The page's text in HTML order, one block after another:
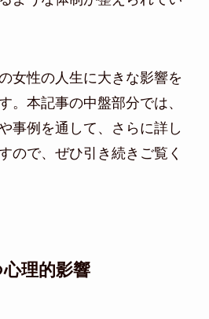
女性の人生に大きな影響を
。本記事の中盤部分では、
事例を通して、さらに詳し
ので、ぜひ引き続きご覧く
理的影響